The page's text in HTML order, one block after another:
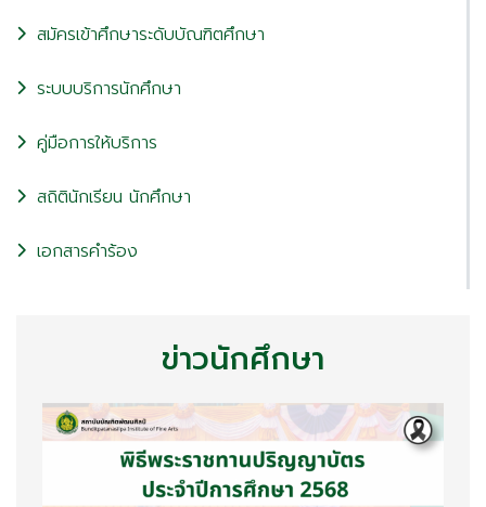
สมัครเข้าศึกษาระดับบัณฑิตศึกษา
ระบบบริการนักศึกษา
คู่มือการให้บริการ
สถิตินักเรียน นักศึกษา
เอกสารคำร้อง
ข่าวนักศึกษา